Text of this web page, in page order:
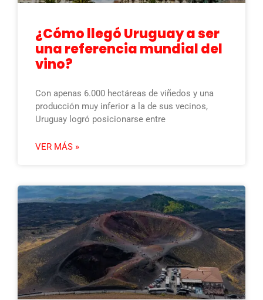
¿Cómo llegó Uruguay a ser
una referencia mundial del
vino?
Con apenas 6.000 hectáreas de viñedos y una
producción muy inferior a la de sus vecinos,
Uruguay logró posicionarse entre
VER MÁS »